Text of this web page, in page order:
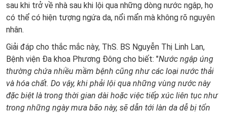
sau khi trở về nhà sau khi lội qua những dòng nước ngập, họ
có thể có hiện tượng ngứa da, nổi mẩn mà không rõ nguyên
nhân.
Giải đáp cho thắc mắc này, ThS. BS Nguyễn Thị Linh Lan,
Bệnh viện Đa khoa Phương Đông cho biết: "Nước ngập úng
thường chứa nhiều mầm bệnh cũng như các loại nước thải
và hóa chất. Do vậy, khi phải lội qua những vùng nước này
đặc biệt là trong thời gian dài hoặc việc tiếp xúc liên tục như
trong những ngày mưa bão này, sẽ dẫn tới làn da dễ bị tổn